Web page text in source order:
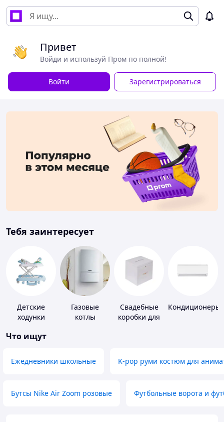
Привет
Войди и используй Пром по полной!
Войти Зарегистрироваться
Тебя заинтересует
Детские
ходунки
Газовые
котлы
Свадебные
коробки для
Кондиционеры
Что ищут
Ежедневники школьные K-pop руми костюм для
Бутсы Nike Air Zoom розовые Футбольные ворота и